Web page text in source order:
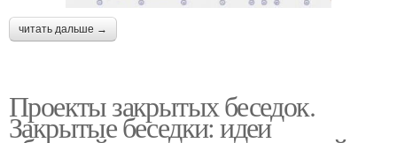
читать дальше →
Проекты закрытых беседок.
Закрытые беседки: идеи